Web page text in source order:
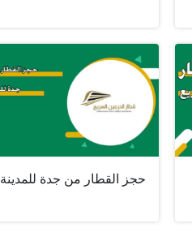
حجز القطار من جدة للمدينة